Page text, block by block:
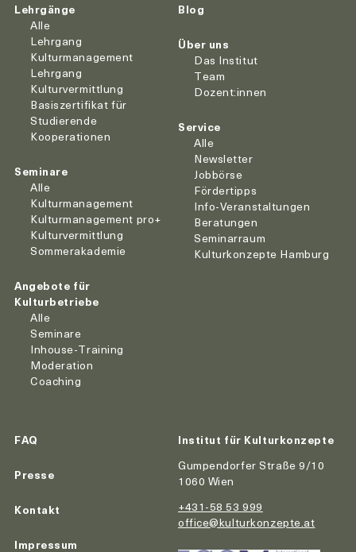
Lehrgänge
Alle
Lehrgang
Kulturmanagement
Lehrgang
Kulturvermittlung
Basiszertifikat für
Studierende
Kooperationen
Seminare
Alle
Kulturmanagement
Kulturmanagement pro+
Kulturvermittlung
Sommerakademie
Angebote für
Kulturbetriebe
Alle
Seminare
Inhouse-Training
Moderation
Coaching
Blog
Über uns
Das Institut
Team
Dozent:innen
Service
Alle
Newsletter
Jobbörse
Fördertipps
Info-Veranstaltungen
Beratungen
Seminarraum
Kulturkonzepte Hamburg
FAQ
Presse
Kontakt
Impressum
Institut für Kulturkonzepte
Gumpendorfer Straße 9/10
1060 Wien
+431-58 53 999
office@kulturkonzepte.at